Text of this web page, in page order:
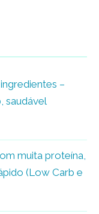
–
saudável
muita proteína,
(Low Carb e